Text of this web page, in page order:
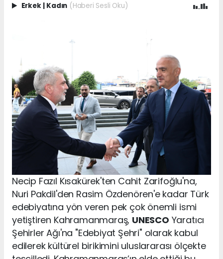
Erkek | Kadın (Haberi Sesli Oku)
Necip Fazıl Kısakürek'ten Cahit Zarifoğlu'na,
Nuri Pakdil'den Rasim Özdenören'e kadar Türk
edebiyatına yön veren pek çok önemli ismi
yetiştiren Kahramanmaraş, UNESCO Yaratıcı
Şehirler Ağı'na "Edebiyat Şehri" olarak kabul
edilerek kültürel birikimini uluslararası ölçekte